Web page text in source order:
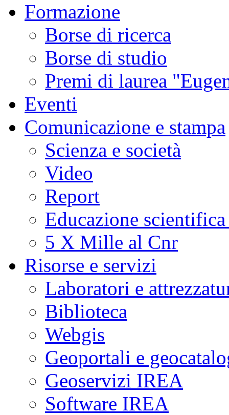
Formazione
Borse di ricerca
Borse di studio
Premi di laurea
Eventi
Comunicazione e stampa
Scienza e società
Video
Report
Educazione
5 X Mille al Cnr
Risorse e servizi
Laboratori e
Biblioteca
Webgis
Geoportali e
Geoservizi IREA
Software IREA